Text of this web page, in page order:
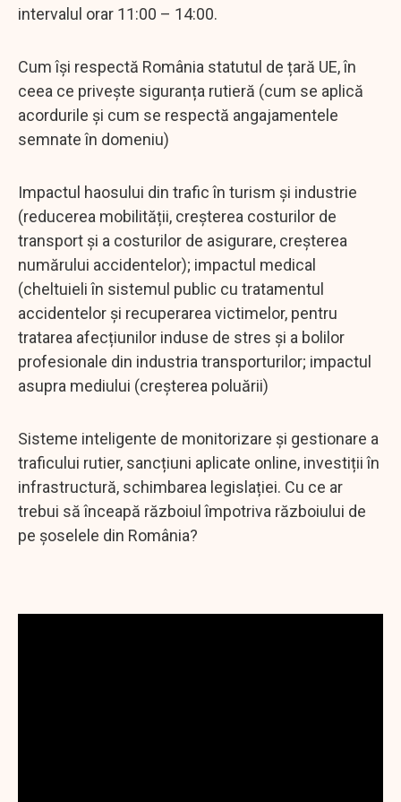
intervalul orar 11:00 – 14:00.
Cum își respectă România statutul de țară UE, în
ceea ce privește siguranța rutieră (cum se aplică
acordurile și cum se respectă angajamentele
semnate în domeniu)
Impactul haosului din trafic în turism și industrie
(reducerea mobilității, creșterea costurilor de
transport și a costurilor de asigurare, creșterea
numărului accidentelor); impactul medical
(cheltuieli în sistemul public cu tratamentul
accidentelor și recuperarea victimelor, pentru
tratarea afecțiunilor induse de stres și a bolilor
profesionale din industria transporturilor; impactul
asupra mediului (creșterea poluării)
Sisteme inteligente de monitorizare și gestionare a
traficului rutier, sancțiuni aplicate online, investiții în
infrastructură, schimbarea legislației. Cu ce ar
trebui să înceapă războiul împotriva războiului de
pe șoselele din România?